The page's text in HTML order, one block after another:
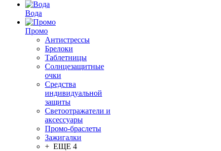
Вода
Промо
Антистрессы
Брелоки
Таблетницы
Солнцезащитные
очки
Средства
индивидуальной
защиты
Светоотражатели и
аксессуары
Промо-браслеты
Зажигалки
+ ЕЩЕ 4